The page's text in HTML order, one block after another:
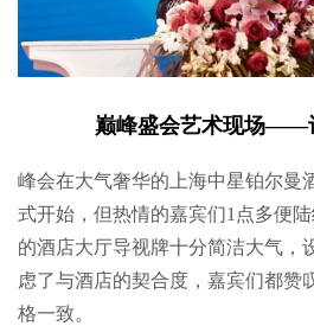
巅峰盛会艺术现场——
峰会在大气奢华的上海中星铂尔曼
式开始，但热情的嘉宾们1点多便
的酒店大厅导视牌十分简洁大气，
虑了与酒店的契合度，嘉宾们都赞
格一致。